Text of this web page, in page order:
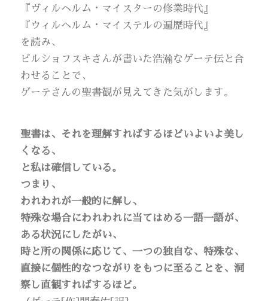
『ヴィルヘルム・マイスターの修業時代』
『ウィルヘルム・マイステルの遍歴時代』
を読み、
ビルショフスキさんが書いた浩瀚なゲーテ伝と合
わせることで、
ゲーテさんの聖書観が見えてきた気がします。
聖書は、それを理解すればするほどいよいよ美し
くなる、
と私は確信している。
つまり、
われわれが一般的に解し、
特殊な場合にわれわれに当てはめる一語一語が、
ある状況にしたがい、
時と所の関係に応じて、一つの独自な、特殊な、
直接に個性的なつながりをもつに至ることを、洞
察し直観すればするほど。